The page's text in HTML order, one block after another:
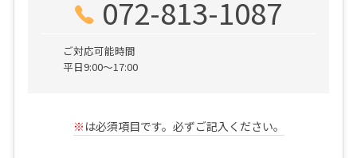
072-813-1087
ご対応可能時間
平日9:00～17:00
※ は必須項目です。必ずご記入ください。